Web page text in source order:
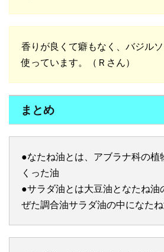
香りが良くて癖もなく、バジル
使っています。（Ｒさん）
まとめ
●なたね油とは、アブラナ科の植
くった油
●サラダ油とは大豆油となたね油
ぜた調合油サラダ油の中になた